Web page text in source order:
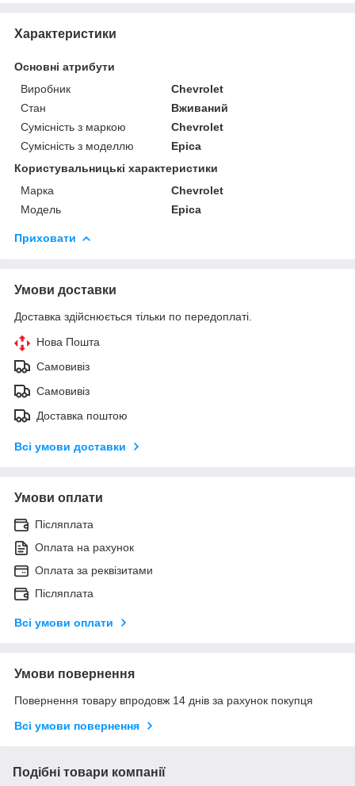
Характеристики
Основні атрибути
Виробник
Chevrolet
Стан
Вживаний
Сумісність з маркою
Chevrolet
Сумісність з моделлю
Epica
Користувальницькі характеристики
Марка
Chevrolet
Модель
Epica
Приховати
Умови доставки
Доставка здійснюється тільки по передоплаті.
Нова Пошта
Самовивіз
Самовивіз
Доставка поштою
Всі умови доставки
Умови оплати
Післяплата
Оплата на рахунок
Оплата за реквізитами
Післяплата
Всі умови оплати
Умови повернення
Повернення товару впродовж 14 днів за рахунок покупця
Всі умови повернення
Подібні товари компанії